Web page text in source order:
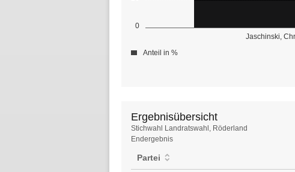
0
Jaschinski,
Anteil in %
Ergebnisübersicht
Ergebnisübersicht
Stichwahl Landratswahl, Röderland
Endergebnis
Partei